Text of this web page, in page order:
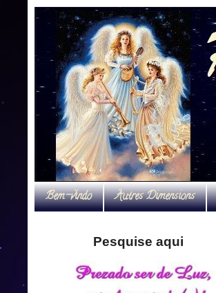
Bem-vindo Autres Dimensions
Pesquise aqui